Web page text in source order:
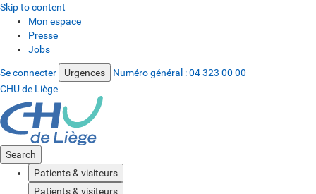
Skip to content
Mon espace
Presse
Jobs
Se connecter Urgences Numéro général :04 323 00 00
CHU de Liège
Search
Patients & visiteurs
Patients & visiteurs